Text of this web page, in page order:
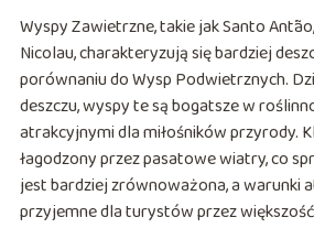
Wyspy Zawietrzne, takie jak Santo
Nicolau, charakteryzują się bardziej
porównaniu do Wysp Podwietrznych.
deszczu, wyspy te są bogatsze w
atrakcyjnymi dla miłośników przyrody.
łagodzony przez pasatowe wiatry, co
jest bardziej zrównoważona, a warunki
przyjemne dla turystów przez